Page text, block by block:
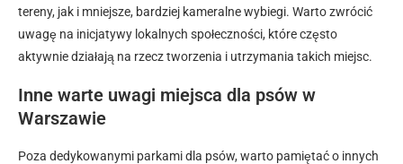
tereny, jak i mniejsze, bardziej kameralne wybiegi. Warto zwrócić
uwagę na inicjatywy lokalnych społeczności, które często
aktywnie działają na rzecz tworzenia i utrzymania takich miejsc.
Inne warte uwagi miejsca dla psów w
Warszawie
Poza dedykowanymi parkami dla psów, warto pamiętać o innych